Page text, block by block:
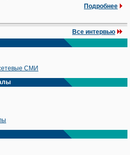
Подробнее
Все интервью
СМИ